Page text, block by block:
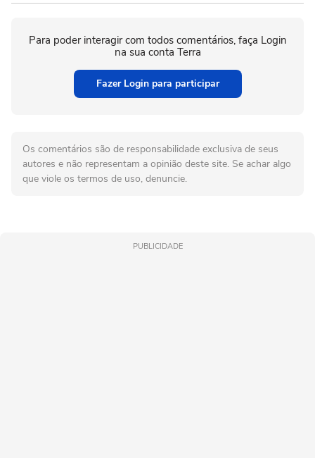
Para poder interagir com todos comentários, faça Login
na sua conta Terra
Fazer Login para participar
Os comentários são de responsabilidade exclusiva de seus
autores e não representam a opinião deste site. Se achar algo
que viole os termos de uso, denuncie.
PUBLICIDADE